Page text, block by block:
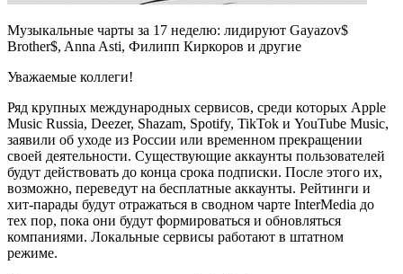
Музыкальные чарты за 17 неделю: лидируют Gayazov$
Brother$, Anna Asti, Филипп Киркоров и другие
Уважаемые коллеги!
Ряд крупных международных сервисов, среди которых Apple
Music Russia, Deezer, Shazam, Spotify, TikTok и YouTube Music,
заявили об уходе из России или временном прекращении
своей деятельности. Существующие аккаунты пользователей
будут действовать до конца срока подписки. После этого их,
возможно, переведут на бесплатные аккаунты. Рейтинги и
хит-парады будут отражаться в сводном чарте InterMedia до
тех пор, пока они будут формироваться и обновляться
компаниями. Локальные сервисы работают в штатном
режиме.